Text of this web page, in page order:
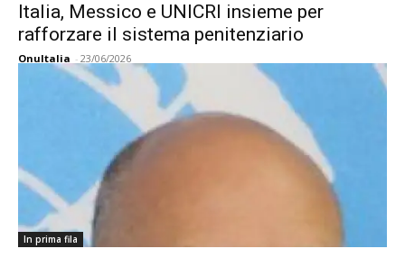
Italia, Messico e UNICRI insieme per
rafforzare il sistema penitenziario
OnuItalia - 23/06/2026
In prima fila